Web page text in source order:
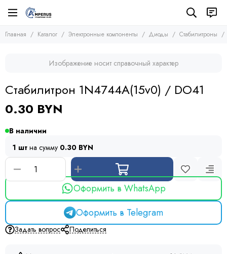
Электронные компоненты
Транзисторы
Диоды
Стабилитроны
Диоды
Тиристоры и симисторы
Конденсаторы
Резисторы
Кварцевые резонаторы
Фоточувствительные элементы
Устройства защиты
Главная Каталог Электронные компоненты Диоды Стабилитроны
Изображение носит справочный характер
Стабилитрон 1N4744A(15v0) / DO41
0.30 BYN
В наличии
1 шт на сумму 0.30 BYN
Оформить в WhatsApp
Оформить в Telegram
Задать вопрос Поделиться